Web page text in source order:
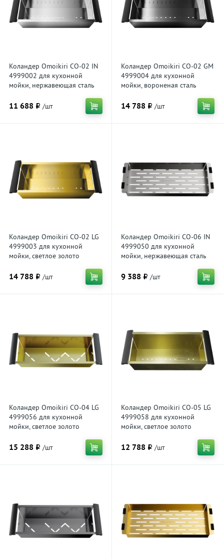
Коландер Omoikiri CO-02 IN
4999002 для кухонной
мойки, нержавеющая сталь
11 688 ₽ /шт
Коландер Omoikiri CO-02 GM
4999004 для кухонной
мойки, вороненая сталь
14 788 ₽ /шт
Коландер Omoikiri CO-02 LG
4999003 для кухонной
мойки, светлое золото
14 788 ₽ /шт
Коландер Omoikiri CO-06 IN
4999050 для кухонной
мойки, нержавеющая сталь
9 388 ₽ /шт
Коландер Omoikiri CO-04 LG
4999056 для кухонной
мойки, светлое золото
15 288 ₽ /шт
Коландер Omoikiri CO-05 LG
4999058 для кухонной
мойки, светлое золото
12 788 ₽ /шт